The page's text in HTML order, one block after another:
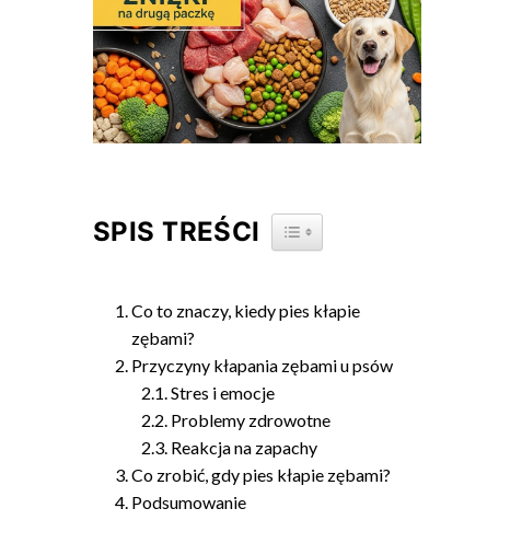
SPIS TREŚCI TOGGLE TABLE OF CONTENT
Co to znaczy, kiedy pies kłapie
zębami?
Przyczyny kłapania zębami u psów
Stres i emocje
Problemy zdrowotne
Reakcja na zapachy
Co zrobić, gdy pies kłapie zębami?
Podsumowanie